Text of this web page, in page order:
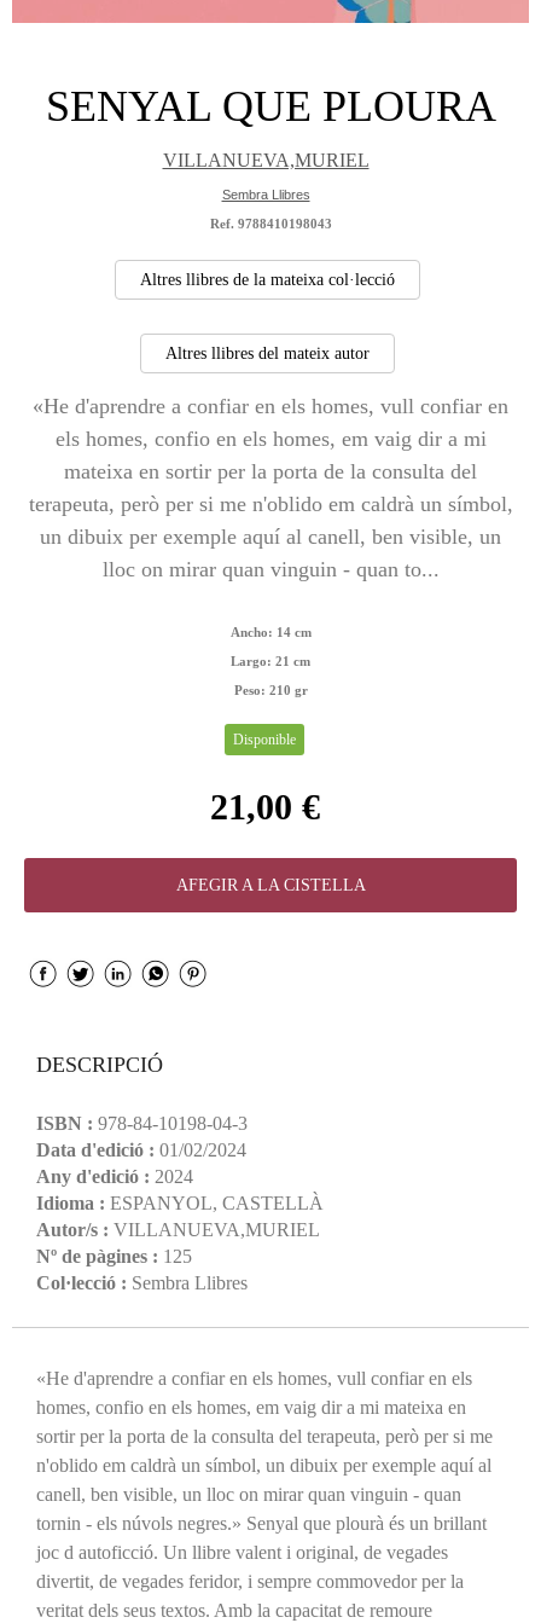
SENYAL QUE PLOURA
VILLANUEVA,MURIEL
Sembra Llibres
Ref. 9788410198043
Altres llibres de la mateixa col·lecció
Altres llibres del mateix autor
«He d'aprendre a confiar en els homes, vull confiar en
els homes, confio en els homes, em vaig dir a mi
mateixa en sortir per la porta de la consulta del
terapeuta, però per si me n'oblido em caldrà un símbol,
un dibuix per exemple aquí al canell, ben visible, un
lloc on mirar quan vinguin - quan to...
Ancho: 14 cm
Largo: 21 cm
Peso: 210 gr
Disponible
21,00 €
AFEGIR A LA CISTELLA
DESCRIPCIÓ
ISBN : 978-84-10198-04-3
Data d'edició : 01/02/2024
Any d'edició : 2024
Idioma : ESPANYOL, CASTELLÀ
Autor/s : VILLANUEVA,MURIEL
Nº de pàgines : 125
Col·lecció : Sembra Llibres
«He d'aprendre a confiar en els homes, vull confiar en els
homes, confio en els homes, em vaig dir a mi mateixa en
sortir per la porta de la consulta del terapeuta, però per si me
n'oblido em caldrà un símbol, un dibuix per exemple aquí al
canell, ben visible, un lloc on mirar quan vinguin - quan
tornin - els núvols negres.» Senyal que plourà és un brillant
joc d autoficció. Un llibre valent i original, de vegades
divertit, de vegades feridor, i sempre commovedor per la
veritat dels seus textos. Amb la capacitat de remoure